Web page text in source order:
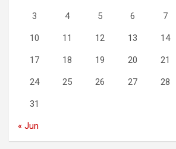
3 4 5 6 7
10 11 12 13 14
17 18 19 20 21
24 25 26 27 28
31
« Jun